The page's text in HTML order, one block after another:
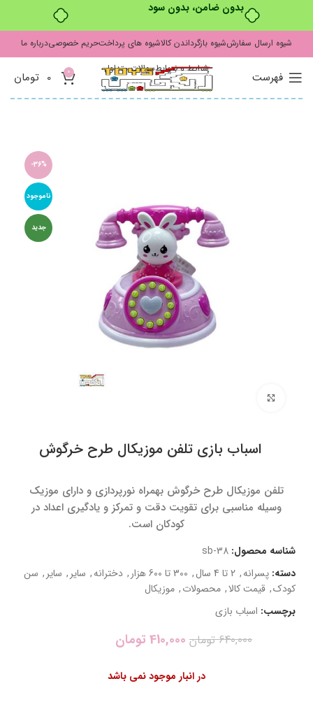
بدون ضامن، بدون سود
شیوه ارسال سفارششیوه بازگرداندن کالاشیوه های پرداختحریم خصوصیدرباره ما
شرایط و ضوابطسوالات متداول
فهرست 0
0 تومان
-36%
ناموجود
جدید
اسباب بازی تلفن موزیکال طرح خرگوش
تلفن موزیکال طرح خرگوش بهمراه نورپردازی و دارای موزیک
وسیله مناسبی برای تقویت دقت و تمرکز و یادگیری اعداد در
کودکان است.
شناسه محصول:sb-38
دسته: پسرانه, 2 تا 4 سال , 300 تا 600 هزار , دخترانه, سایر , سایر , سن
کودک, قیمت کالا, محصولات, موزیکال
برچسب: اسباب بازی
640,000 تومان 410,000 تومان
در انبار موجود نمی باشد